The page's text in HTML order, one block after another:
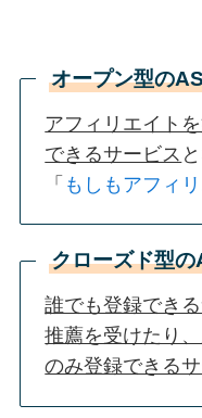
忙しいと思うけど
オープン型の
アフィリエイト
できるサービス
「 もしもアフィ
クローズド型の
誰でも登録でき
推薦を受けたり
のみ登録できる